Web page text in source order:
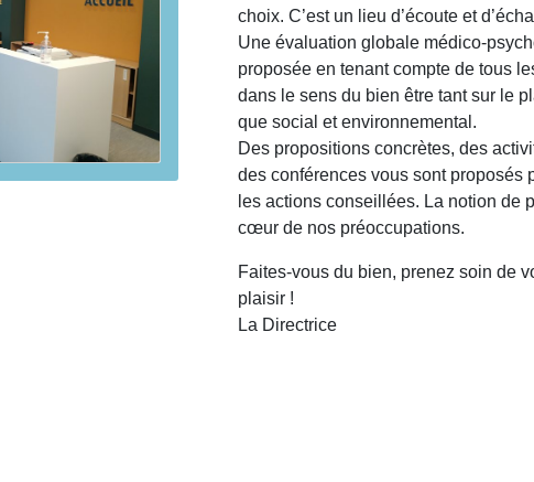
choix. C’est un lieu d’écoute et
Une évaluation globale médico-
proposée en tenant compte de tous
dans le sens du bien être tant sur le
que social et environnemental.
Des propositions concrètes, des
des conférences vous sont proposés
les actions conseillées. La notion de
cœur de nos préoccupations.
Faites-vous du bien, prenez soin de
plaisir !
La Directrice